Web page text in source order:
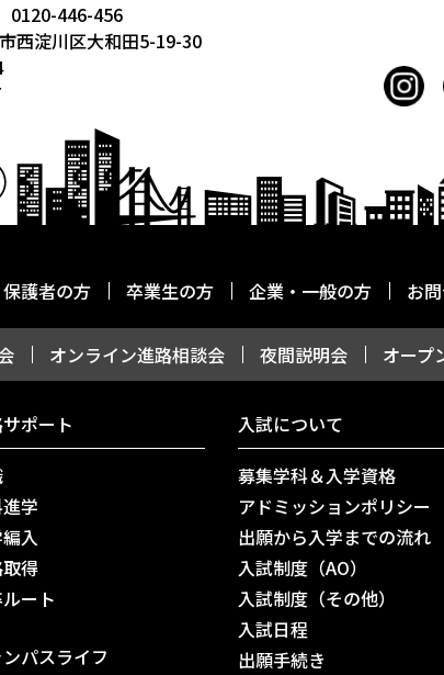
0120-446-456
西淀川区大和田5-19-30
護者の方 卒業生の方 企業・一般の方 お
オンライン進路相談会 夜間説明会 オープ
ポート
学
入
得
ート
パスライフ
入試について
募集学科＆入学資格
アドミッションポリシー
出願から入学までの流れ
入試制度（AO）
入試制度（その他）
入試日程
出願手続き